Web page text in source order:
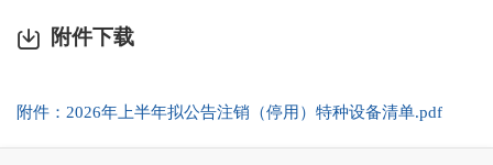
附件下载
附件：2026年上半年拟公告注销（停用）特种设备清单.pdf